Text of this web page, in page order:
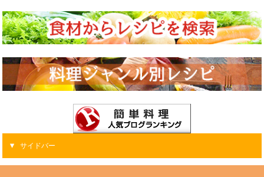
サイドバー